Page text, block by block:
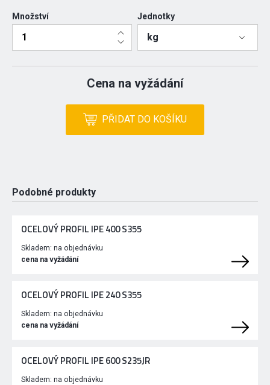
Množství Jednotky
kg
Cena na vyžádání
PŘIDAT DO KOŠÍKU
Podobné produkty
OCELOVÝ PROFIL IPE 400 S355
Skladem: na objednávku
cena na vyžádání
OCELOVÝ PROFIL IPE 240 S355
Skladem: na objednávku
cena na vyžádání
OCELOVÝ PROFIL IPE 600 S235JR
Skladem: na objednávku